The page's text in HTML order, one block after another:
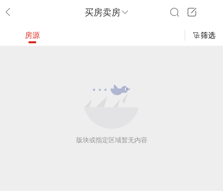
买房卖房
房源 筛选
版块或指定区域暂无内容